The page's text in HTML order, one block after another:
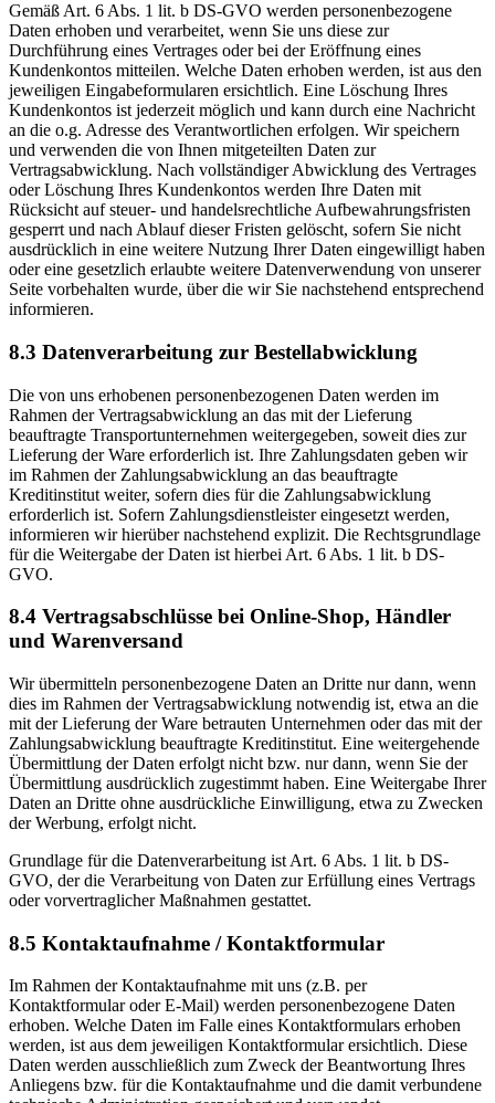
Gemäß Art. 6 Abs. 1 lit. b DS-GVO werden personenbezogene
Daten erhoben und verarbeitet, wenn Sie uns diese zur
Durchführung eines Vertrages oder bei der Eröffnung eines
Kundenkontos mitteilen. Welche Daten erhoben werden, ist aus den
jeweiligen Eingabeformularen ersichtlich. Eine Löschung Ihres
Kundenkontos ist jederzeit möglich und kann durch eine Nachricht
an die o.g. Adresse des Verantwortlichen erfolgen. Wir speichern
und verwenden die von Ihnen mitgeteilten Daten zur
Vertragsabwicklung. Nach vollständiger Abwicklung des Vertrages
oder Löschung Ihres Kundenkontos werden Ihre Daten mit
Rücksicht auf steuer- und handelsrechtliche Aufbewahrungsfristen
gesperrt und nach Ablauf dieser Fristen gelöscht, sofern Sie nicht
ausdrücklich in eine weitere Nutzung Ihrer Daten eingewilligt haben
oder eine gesetzlich erlaubte weitere Datenverwendung von unserer
Seite vorbehalten wurde, über die wir Sie nachstehend entsprechend
informieren.
8.3 Datenverarbeitung zur Bestellabwicklung
Die von uns erhobenen personenbezogenen Daten werden im
Rahmen der Vertragsabwicklung an das mit der Lieferung
beauftragte Transportunternehmen weitergegeben, soweit dies zur
Lieferung der Ware erforderlich ist. Ihre Zahlungsdaten geben wir
im Rahmen der Zahlungsabwicklung an das beauftragte
Kreditinstitut weiter, sofern dies für die Zahlungsabwicklung
erforderlich ist. Sofern Zahlungsdienstleister eingesetzt werden,
informieren wir hierüber nachstehend explizit. Die Rechtsgrundlage
für die Weitergabe der Daten ist hierbei Art. 6 Abs. 1 lit. b DS-
GVO.
8.4 Vertragsabschlüsse bei Online-Shop, Händler
und Warenversand
Wir übermitteln personenbezogene Daten an Dritte nur dann, wenn
dies im Rahmen der Vertragsabwicklung notwendig ist, etwa an die
mit der Lieferung der Ware betrauten Unternehmen oder das mit der
Zahlungsabwicklung beauftragte Kreditinstitut. Eine weitergehende
Übermittlung der Daten erfolgt nicht bzw. nur dann, wenn Sie der
Übermittlung ausdrücklich zugestimmt haben. Eine Weitergabe Ihrer
Daten an Dritte ohne ausdrückliche Einwilligung, etwa zu Zwecken
der Werbung, erfolgt nicht.
Grundlage für die Datenverarbeitung ist Art. 6 Abs. 1 lit. b DS-
GVO, der die Verarbeitung von Daten zur Erfüllung eines Vertrags
oder vorvertraglicher Maßnahmen gestattet.
8.5 Kontaktaufnahme / Kontaktformular
Im Rahmen der Kontaktaufnahme mit uns (z.B. per
Kontaktformular oder E-Mail) werden personenbezogene Daten
erhoben. Welche Daten im Falle eines Kontaktformulars erhoben
werden, ist aus dem jeweiligen Kontaktformular ersichtlich. Diese
Daten werden ausschließlich zum Zweck der Beantwortung Ihres
Anliegens bzw. für die Kontaktaufnahme und die damit verbundene